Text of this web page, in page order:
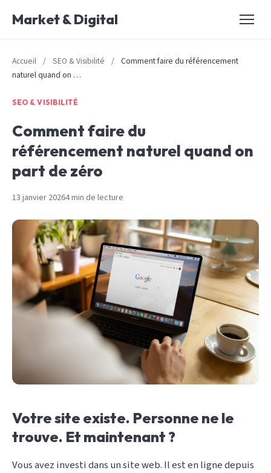
Market & Digital
Accueil / SEO & Visibilité / Comment faire du référencement
naturel quand on …
SEO & VISIBILITÉ
Comment faire du
référencement naturel quand on
part de zéro
13 janvier 20264 min de lecture
Votre site existe. Personne ne le
trouve. Et maintenant ?
Vous avez investi dans un site web. Il est en ligne depuis